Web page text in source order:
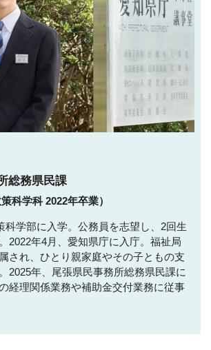
総務県民課
科学科 2022年卒業）
科学部に入学。公務員を志望し、2回生
2022年4月、愛知県庁に入庁。福祉局
され、ひとり親家庭やその子ともの支
2025年、尾張県民事務所総務県民課に
経理関係業務や補助金交付業務に従事